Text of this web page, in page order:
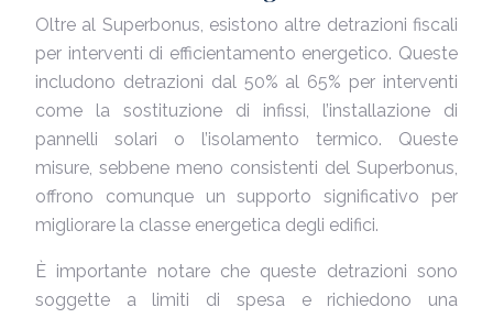
Oltre al Superbonus, esistono altre detrazioni fiscali
per interventi di efficientamento energetico. Queste
includono detrazioni dal 50% al 65% per interventi
come la sostituzione di infissi, l’installazione di
pannelli solari o l’isolamento termico. Queste
misure, sebbene meno consistenti del Superbonus,
offrono comunque un supporto significativo per
migliorare la classe energetica degli edifici.
È importante notare che queste detrazioni sono
soggette a limiti di spesa e richiedono una